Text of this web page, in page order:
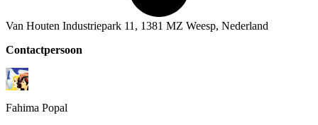
Van Houten Industriepark 11, 1381 MZ Weesp, Nederland
Contactpersoon
Fahima Popal